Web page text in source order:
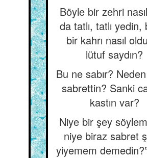
Böyle bir zehri
da tatlı, tatlı yedin,
bir kahrı nasıl
lütuf saydın?
Bu ne sabır?
sabrettin? Sanki
kastın var?
Niye bir şey
niye biraz sabret
yiyemem